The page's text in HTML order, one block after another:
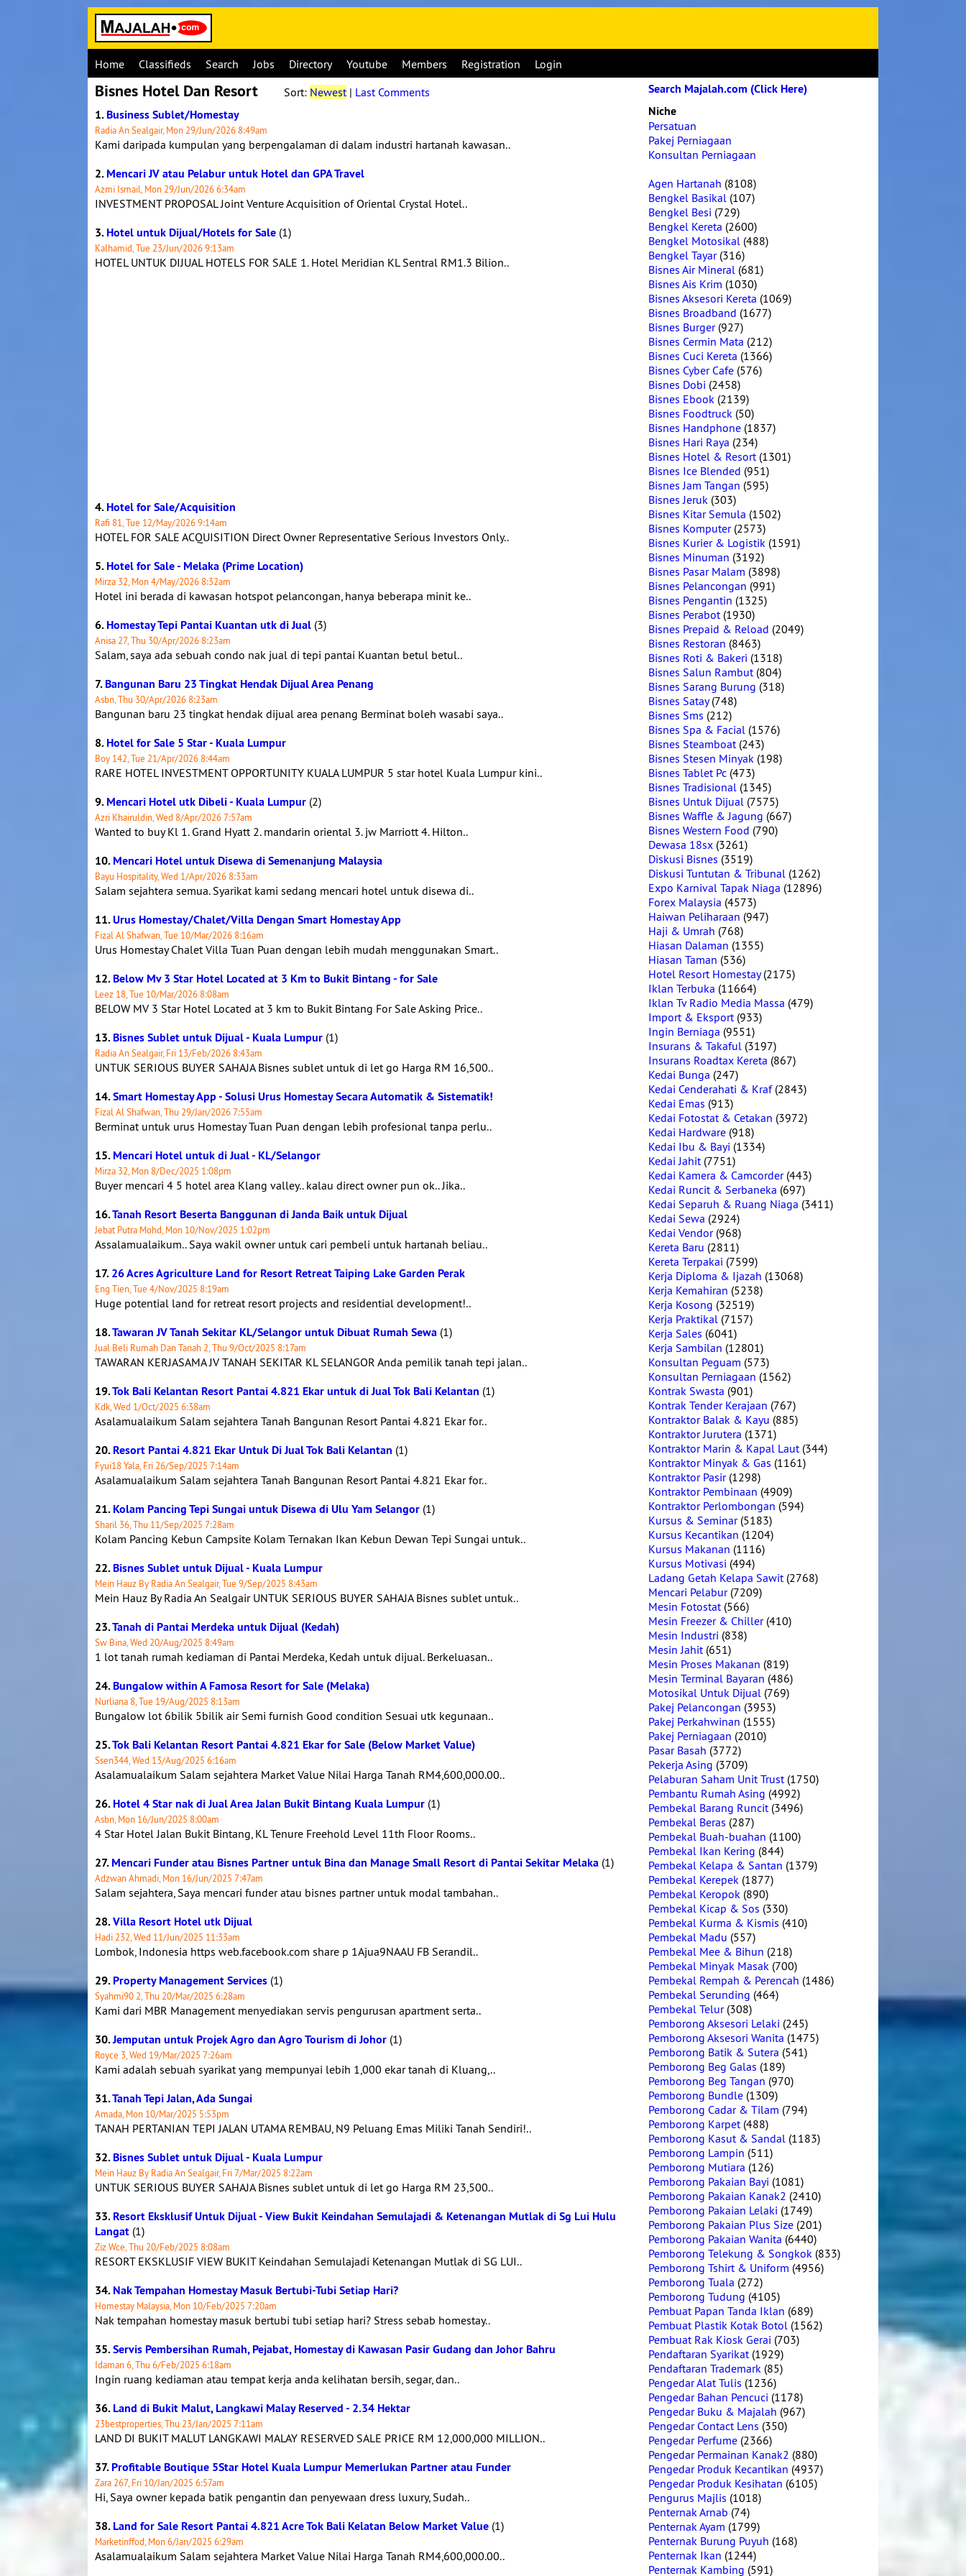
Home Classifieds Search Jobs Directory Youtube Members Registration Login
Bisnes Hotel Dan Resort Sort: Newest| Last Comments
1.Business Sublet/Homestay
Radia An Sealgair, Mon 29/Jun/2026 8:49am
Kami daripada kumpulan yang berpengalaman di dalam industri hartanah kawasan..
2.Mencari JV atau Pelabur untuk Hotel dan GPA Travel
Azmi Ismail, Mon 29/Jun/2026 6:34am
INVESTMENT PROPOSAL Joint Venture Acquisition of Oriental Crystal Hotel..
3.Hotel untuk Dijual/Hotels for Sale (1)
Kalhamid, Tue 23/Jun/2026 9:13am
HOTEL UNTUK DIJUAL HOTELS FOR SALE 1. Hotel Meridian KL Sentral RM1.3 Bilion..
4.Hotel for Sale/Acquisition
Rafi 81, Tue 12/May/2026 9:14am
HOTEL FOR SALE ACQUISITION Direct Owner Representative Serious Investors Only..
5.Hotel for Sale - Melaka (Prime Location)
Mirza 32, Mon 4/May/2026 8:32am
Hotel ini berada di kawasan hotspot pelancongan, hanya beberapa minit ke..
6.Homestay Tepi Pantai Kuantan utk di Jual (3)
Anisa 27, Thu 30/Apr/2026 8:23am
Salam, saya ada sebuah condo nak jual di tepi pantai Kuantan betul betul..
7.Bangunan Baru 23 Tingkat Hendak Dijual Area Penang
Asbn, Thu 30/Apr/2026 8:23am
Bangunan baru 23 tingkat hendak dijual area penang Berminat boleh wasabi saya..
8.Hotel for Sale 5 Star - Kuala Lumpur
Boy 142, Tue 21/Apr/2026 8:44am
RARE HOTEL INVESTMENT OPPORTUNITY KUALA LUMPUR 5 star hotel Kuala Lumpur kini..
9.Mencari Hotel utk Dibeli - Kuala Lumpur (2)
Azri Khairuldin, Wed 8/Apr/2026 7:57am
Wanted to buy Kl 1. Grand Hyatt 2. mandarin oriental 3. jw Marriott 4. Hilton..
10.Mencari Hotel untuk Disewa di Semenanjung Malaysia
Bayu Hospitality, Wed 1/Apr/2026 8:33am
Salam sejahtera semua. Syarikat kami sedang mencari hotel untuk disewa di..
11.Urus Homestay/Chalet/Villa Dengan Smart Homestay App
Fizal Al Shafwan, Tue 10/Mar/2026 8:16am
Urus Homestay Chalet Villa Tuan Puan dengan lebih mudah menggunakan Smart..
12.Below Mv 3 Star Hotel Located at 3 Km to Bukit Bintang - for Sale
Leez 18, Tue 10/Mar/2026 8:08am
BELOW MV 3 Star Hotel Located at 3 km to Bukit Bintang For Sale Asking Price..
13.Bisnes Sublet untuk Dijual - Kuala Lumpur (1)
Radia An Sealgair, Fri 13/Feb/2026 8:43am
UNTUK SERIOUS BUYER SAHAJA Bisnes sublet untuk di let go Harga RM 16,500..
14.Smart Homestay App - Solusi Urus Homestay Secara Automatik & Sistematik!
Fizal Al Shafwan, Thu 29/Jan/2026 7:55am
Berminat untuk urus Homestay Tuan Puan dengan lebih profesional tanpa perlu..
15.Mencari Hotel untuk di Jual - KL/Selangor
Mirza 32, Mon 8/Dec/2025 1:08pm
Buyer mencari 4 5 hotel area Klang valley.. kalau direct owner pun ok.. Jika..
16.Tanah Resort Beserta Banggunan di Janda Baik untuk Dijual
Jebat Putra Mohd, Mon 10/Nov/2025 1:02pm
Assalamualaikum.. Saya wakil owner untuk cari pembeli untuk hartanah beliau..
17.26 Acres Agriculture Land for Resort Retreat Taiping Lake Garden Perak
Eng Tien, Tue 4/Nov/2025 8:19am
Huge potential land for retreat resort projects and residential development!..
18.Tawaran JV Tanah Sekitar KL/Selangor untuk Dibuat Rumah Sewa (1)
Jual Beli Rumah Dan Tanah 2, Thu 9/Oct/2025 8:17am
TAWARAN KERJASAMA JV TANAH SEKITAR KL SELANGOR Anda pemilik tanah tepi jalan..
19.Tok Bali Kelantan Resort Pantai 4.821 Ekar untuk di Jual Tok Bali Kelantan (1)
Kdk, Wed 1/Oct/2025 6:38am
Asalamualaikum Salam sejahtera Tanah Bangunan Resort Pantai 4.821 Ekar for..
20.Resort Pantai 4.821 Ekar Untuk Di Jual Tok Bali Kelantan (1)
Fyui18 Yala, Fri 26/Sep/2025 7:14am
Asalamualaikum Salam sejahtera Tanah Bangunan Resort Pantai 4.821 Ekar for..
21.Kolam Pancing Tepi Sungai untuk Disewa di Ulu Yam Selangor (1)
Sharil 36, Thu 11/Sep/2025 7:28am
Kolam Pancing Kebun Campsite Kolam Ternakan Ikan Kebun Dewan Tepi Sungai untuk..
22.Bisnes Sublet untuk Dijual - Kuala Lumpur
Mein Hauz By Radia An Sealgair, Tue 9/Sep/2025 8:43am
Mein Hauz By Radia An Sealgair UNTUK SERIOUS BUYER SAHAJA Bisnes sublet untuk..
23.Tanah di Pantai Merdeka untuk Dijual (Kedah)
Sw Bina, Wed 20/Aug/2025 8:49am
1 lot tanah rumah kediaman di Pantai Merdeka, Kedah untuk dijual. Berkeluasan..
24.Bungalow within A Famosa Resort for Sale (Melaka)
Nurliana 8, Tue 19/Aug/2025 8:13am
Bungalow lot 6bilik 5bilik air Semi furnish Good condition Sesuai utk kegunaan..
25.Tok Bali Kelantan Resort Pantai 4.821 Ekar for Sale (Below Market Value)
Ssen344, Wed 13/Aug/2025 6:16am
Asalamualaikum Salam sejahtera Market Value Nilai Harga Tanah RM4,600,000.00..
26.Hotel 4 Star nak di Jual Area Jalan Bukit Bintang Kuala Lumpur (1)
Asbn, Mon 16/Jun/2025 8:00am
4 Star Hotel Jalan Bukit Bintang, KL Tenure Freehold Level 11th Floor Rooms..
27.Mencari Funder atau Bisnes Partner untuk Bina dan Manage Small Resort di Pantai Sekitar Melaka (1)
Adzwan Ahmadi, Mon 16/Jun/2025 7:47am
Salam sejahtera, Saya mencari funder atau bisnes partner untuk modal tambahan..
28.Villa Resort Hotel utk Dijual
Hadi 232, Wed 11/Jun/2025 11:33am
Lombok, Indonesia https web.facebook.com share p 1Ajua9NAAU FB Serandil..
29.Property Management Services (1)
Syahmi90 2, Thu 20/Mar/2025 6:28am
Kami dari MBR Management menyediakan servis pengurusan apartment serta..
30.Jemputan untuk Projek Agro dan Agro Tourism di Johor (1)
Royce 3, Wed 19/Mar/2025 7:26am
Kami adalah sebuah syarikat yang mempunyai lebih 1,000 ekar tanah di Kluang,..
31.Tanah Tepi Jalan, Ada Sungai
Amada, Mon 10/Mar/2025 5:53pm
TANAH PERTANIAN TEPI JALAN UTAMA REMBAU, N9 Peluang Emas Miliki Tanah Sendiri!..
32.Bisnes Sublet untuk Dijual - Kuala Lumpur
Mein Hauz By Radia An Sealgair, Fri 7/Mar/2025 8:22am
UNTUK SERIOUS BUYER SAHAJA Bisnes sublet untuk di let go Harga RM 23,500..
33.Resort Eksklusif Untuk Dijual - View Bukit Keindahan Semulajadi & Ketenangan Mutlak di Sg Lui Hulu
Langat (1)
Ziz Wce, Thu 20/Feb/2025 8:08am
RESORT EKSKLUSIF VIEW BUKIT Keindahan Semulajadi Ketenangan Mutlak di SG LUI..
34.Nak Tempahan Homestay Masuk Bertubi-Tubi Setiap Hari?
Homestay Malaysia, Mon 10/Feb/2025 7:20am
Nak tempahan homestay masuk bertubi tubi setiap hari? Stress sebab homestay..
35.Servis Pembersihan Rumah, Pejabat, Homestay di Kawasan Pasir Gudang dan Johor Bahru
Idaman 6, Thu 6/Feb/2025 6:18am
Ingin ruang kediaman atau tempat kerja anda kelihatan bersih, segar, dan..
36.Land di Bukit Malut, Langkawi Malay Reserved - 2.34 Hektar
23bestproperties, Thu 23/Jan/2025 7:11am
LAND DI BUKIT MALUT LANGKAWI MALAY RESERVED SALE PRICE RM 12,000,000 MILLION..
37.Profitable Boutique 5Star Hotel Kuala Lumpur Memerlukan Partner atau Funder
Zara 267, Fri 10/Jan/2025 6:57am
Hi, Saya owner kepada batik pengantin dan penyewaan dress luxury, Sudah..
38.Land for Sale Resort Pantai 4.821 Acre Tok Bali Kelatan Below Market Value (1)
Marketinffod, Mon 6/Jan/2025 6:29am
Asalamualaikum Salam sejahtera Market Value Nilai Harga Tanah RM4,600,000.00..
Search Majalah.com (Click Here)
Niche
Persatuan
Pakej Perniagaan
Konsultan Perniagaan
Agen Hartanah (8108)
Bengkel Basikal (107)
Bengkel Besi (729)
Bengkel Kereta (2600)
Bengkel Motosikal (488)
Bengkel Tayar(316)
Bisnes Air Mineral (681)
Bisnes Ais Krim (1030)
Bisnes Aksesori Kereta (1069)
Bisnes Broadband (1677)
Bisnes Burger(927)
Bisnes Cermin Mata (212)
Bisnes Cuci Kereta (1366)
Bisnes Cyber Cafe (576)
Bisnes Dobi (2458)
Bisnes Ebook (2139)
Bisnes Foodtruck (50)
Bisnes Handphone (1837)
Bisnes Hari Raya (234)
Bisnes Hotel & Resort(1301)
Bisnes Ice Blended (951)
Bisnes Jam Tangan (595)
Bisnes Jeruk (303)
Bisnes Kitar Semula (1502)
Bisnes Komputer(2573)
Bisnes Kurier & Logistik (1591)
Bisnes Minuman (3192)
Bisnes Pasar Malam (3898)
Bisnes Pelancongan (991)
Bisnes Pengantin (1325)
Bisnes Perabot(1930)
Bisnes Prepaid & Reload (2049)
Bisnes Restoran (8463)
Bisnes Roti & Bakeri (1318)
Bisnes Salun Rambut(804)
Bisnes Sarang Burung (318)
Bisnes Satay(748)
Bisnes Sms (212)
Bisnes Spa & Facial (1576)
Bisnes Steamboat(243)
Bisnes Stesen Minyak (198)
Bisnes Tablet Pc (473)
Bisnes Tradisional (1345)
Bisnes Untuk Dijual (7575)
Bisnes Waffle & Jagung (667)
Bisnes Western Food (790)
Dewasa 18sx (3261)
Diskusi Bisnes (3519)
Diskusi Tuntutan & Tribunal (1262)
Expo Karnival Tapak Niaga (12896)
Forex Malaysia (4573)
Haiwan Peliharaan (947)
Haji & Umrah (768)
Hiasan Dalaman (1355)
Hiasan Taman (536)
Hotel Resort Homestay(2175)
Iklan Terbuka (11664)
Iklan Tv Radio Media Massa (479)
Import & Eksport(933)
Ingin Berniaga (9551)
Insurans & Takaful (3197)
Insurans Roadtax Kereta (867)
Kedai Bunga (247)
Kedai Cenderahati & Kraf(2843)
Kedai Emas (913)
Kedai Fotostat & Cetakan (3972)
Kedai Hardware (918)
Kedai Ibu & Bayi (1334)
Kedai Jahit(7751)
Kedai Kamera & Camcorder(443)
Kedai Runcit & Serbaneka (697)
Kedai Separuh & Ruang Niaga (3411)
Kedai Sewa (2924)
Kedai Vendor(968)
Kereta Baru (2811)
Kereta Terpakai (7599)
Kerja Diploma & Ijazah (13068)
Kerja Kemahiran (5238)
Kerja Kosong (32519)
Kerja Praktikal (7157)
Kerja Sales (6041)
Kerja Sambilan (12801)
Konsultan Peguam (573)
Konsultan Perniagaan (1562)
Kontrak Swasta (901)
Kontrak Tender Kerajaan (767)
Kontraktor Balak & Kayu (885)
Kontraktor Jurutera (1371)
Kontraktor Marin & Kapal Laut(344)
Kontraktor Minyak & Gas (1161)
Kontraktor Pasir(1298)
Kontraktor Pembinaan (4909)
Kontraktor Perlombongan (594)
Kursus & Seminar(5183)
Kursus Kecantikan (1204)
Kursus Makanan (1116)
Kursus Motivasi (494)
Ladang Getah Kelapa Sawit(2768)
Mencari Pelabur(7209)
Mesin Fotostat(566)
Mesin Freezer & Chiller(410)
Mesin Industri (838)
Mesin Jahit(651)
Mesin Proses Makanan (819)
Mesin Terminal Bayaran (486)
Motosikal Untuk Dijual (769)
Pakej Pelancongan (3953)
Pakej Perkahwinan (1555)
Pakej Perniagaan (2010)
Pasar Basah (3772)
Pekerja Asing (3709)
Pelaburan Saham Unit Trust(1750)
Pembantu Rumah Asing (4992)
Pembekal Barang Runcit(3496)
Pembekal Beras (287)
Pembekal Buah-buahan (1100)
Pembekal Ikan Kering (844)
Pembekal Kelapa & Santan (1379)
Pembekal Kerepek (1877)
Pembekal Keropok (890)
Pembekal Kicap & Sos (330)
Pembekal Kurma & Kismis (410)
Pembekal Madu (557)
Pembekal Mee & Bihun (218)
Pembekal Minyak Masak (700)
Pembekal Rempah & Perencah (1486)
Pembekal Serunding (464)
Pembekal Telur(308)
Pemborong Aksesori Lelaki (245)
Pemborong Aksesori Wanita (1475)
Pemborong Batik & Sutera (541)
Pemborong Beg Galas (189)
Pemborong Beg Tangan (970)
Pemborong Bundle (1309)
Pemborong Cadar & Tilam (794)
Pemborong Karpet(488)
Pemborong Kasut & Sandal (1183)
Pemborong Lampin (511)
Pemborong Mutiara (126)
Pemborong Pakaian Bayi (1081)
Pemborong Pakaian Kanak2 (2410)
Pemborong Pakaian Lelaki (1749)
Pemborong Pakaian Plus Size (201)
Pemborong Pakaian Wanita (6440)
Pemborong Telekung & Songkok (833)
Pemborong Tshirt & Uniform (4956)
Pemborong Tuala (272)
Pemborong Tudung (4105)
Pembuat Papan Tanda Iklan (689)
Pembuat Plastik Kotak Botol (1562)
Pembuat Rak Kiosk Gerai (703)
Pendaftaran Syarikat(1929)
Pendaftaran Trademark (85)
Pengedar Alat Tulis (1236)
Pengedar Bahan Pencuci (1178)
Pengedar Buku & Majalah (967)
Pengedar Contact Lens (350)
Pengedar Perfume (2366)
Pengedar Permainan Kanak2 (880)
Pengedar Produk Kecantikan (4937)
Pengedar Produk Kesihatan (6105)
Pengurus Majlis (1018)
Penternak Arnab (74)
Penternak Ayam (1799)
Penternak Burung Puyuh (168)
Penternak Ikan (1244)
Penternak Kambing (591)